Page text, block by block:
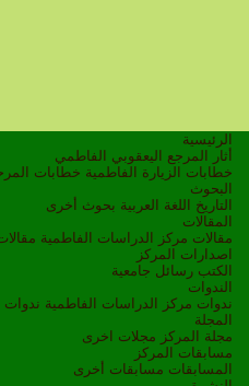
الرئيسية
أثار المرجع اليعقوبي الفاطمي
خطابات الزيارة الفاطمية خطابات
البحوث
التاريخ
اللغة العربية بحوث أخرى
المقالات
مقالات مركز الدراسات الفاطمية
اصدارات المركز
الكتب رسائل جامعية
الندوات
ندوات مركز الدراسات الفاطمية
المجلة
مجلة المركز مجلات اخرى
مسابقات المركز
المسابقات مسابقات أخرى